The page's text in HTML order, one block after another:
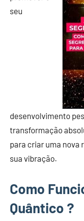
seu
desenvolvimento
transformação
para criar uma nova
sua vibração.
Como
Quântico ?